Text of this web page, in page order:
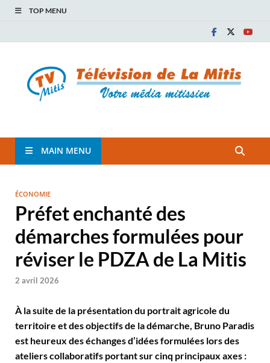
TOP MENU
TVM
MAIN MENU
ÉCONOMIE
Préfet enchanté des
démarches formulées pour
réviser le PDZA de La Mitis
2 avril 2026
À la suite de la présentation du portrait agricole du
territoire et des objectifs de la démarche, Bruno Paradis
est heureux des échanges d’idées formulées lors des
ateliers collaboratifs portant sur cinq principaux axes :